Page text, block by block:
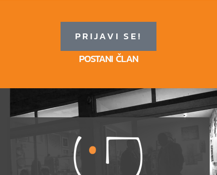
PRIJAVI SE!
POSTANI ČLAN